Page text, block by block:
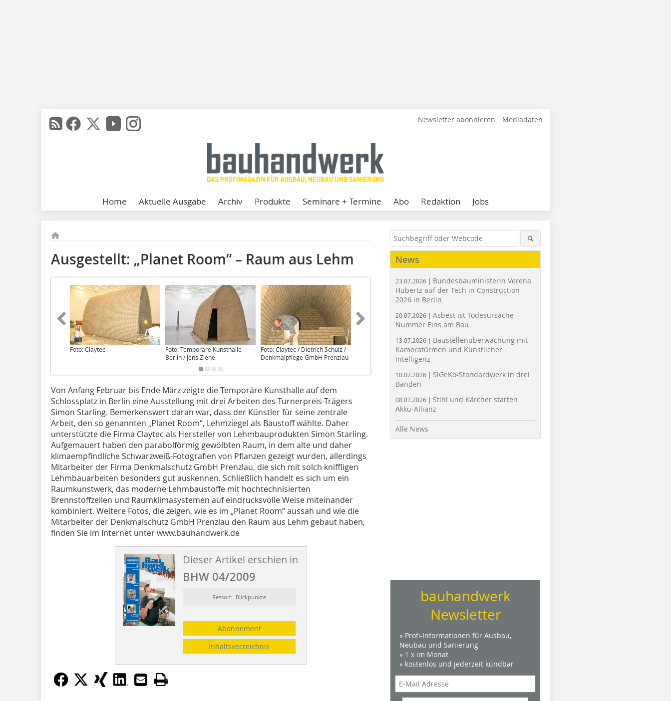
Newsletter abonnieren Mediadaten
Home Aktuelle Ausgabe Archiv Produkte Seminare + Termine Abo Redaktion Jobs
Ausgestellt: „Planet Room“ – Raum aus Lehm
Foto: Claytec
Foto: Temporäre Kunsthalle
Berlin / Jens Ziehe
Foto: Claytec / Dietrich Schulz /
Denkmalpflege GmbH Prenzlau
Von Anfang Februar bis Ende März zeigte die Temporäre Kunsthalle auf dem
Schlossplatz in Berlin eine Ausstellung mit drei Arbeiten des Turnerpreis-Trägers
Simon Starling. Bemerkenswert daran war, dass der Künstler für seine zentrale
Arbeit, den so genannten „Planet Room“, Lehmziegel als Baustoff wählte. Daher
unterstützte die Firma Claytec als Hersteller von Lehmbauprodukten Simon Starling.
Aufgemauert haben den parabolförmig gewölbten Raum, in dem alte und daher
klimaempfindliche Schwarzweiß-Fotografien von Pflanzen gezeigt wurden, allerdings
Mitarbeiter der Firma Denkmalschutz GmbH Prenzlau, die sich mit solch kniffligen
Lehmbauarbeiten besonders gut auskennen. Schließlich handelt es sich um ein
Raumkunstwerk, das moderne Lehmbaustoffe mit hochtechnisierten
Brennstoffzellen und Raumklimasystemen auf eindrucksvolle Weise miteinander
kombiniert. Weitere Fotos, die zeigen, wie es im „Planet Room“ aussah und wie die
Mitarbeiter der Denkmalschutz GmbH Prenzlau den Raum aus Lehm gebaut haben,
finden Sie im Internet unter www.bauhandwerk.de
Dieser Artikel erschien in
BHW 04/2009
Ressort: Blickpunkte
Abonnement
Inhaltsverzeichnis
News
23.07.2026 | Bundesbauministerin Verena
Hubertz auf der Tech in Construction
2026 in Berlin
20.07.2026 | Asbest ist Todesursache
Nummer Eins am Bau
13.07.2026 | Baustellenüberwachung mit
Kameratürmen und Künstlicher
Intelligenz
10.07.2026 | SiGeKo-Standardwerk in drei
Bänden
08.07.2026 | Stihl und Kärcher starten
Akku-Allianz
Alle News
bauhandwerk
Newsletter
» Profi-Informationen für Ausbau,
Neubau und Sanierung
» 1 x im Monat
» kostenlos und jederzeit kündbar